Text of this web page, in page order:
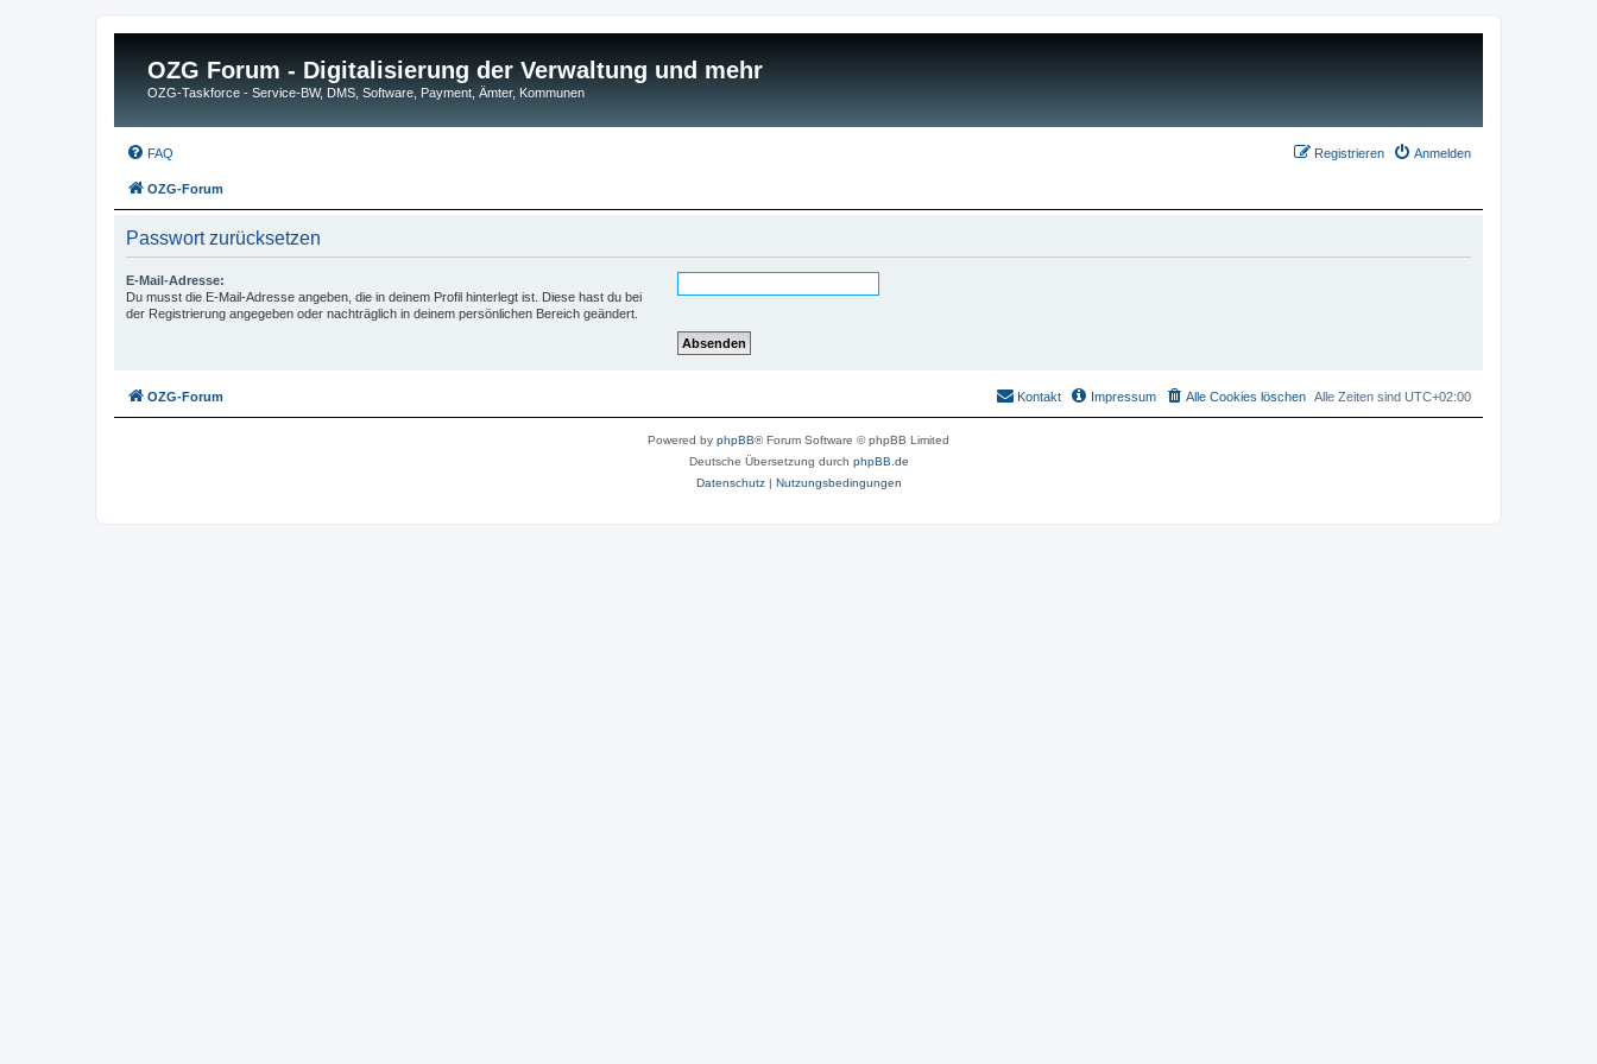
OZG Forum - Digitalisierung der Verwaltung und mehr
OZG-Taskforce - Service-BW, DMS, Software, Payment, Ämter, Kommunen
FAQ Anmelden
Registrieren
OZG-Forum
Passwort zurücksetzen
E-Mail-Adresse:
Du musst die E-Mail-Adresse angeben, die in deinem Profil hinterlegt ist. Diese hast du bei
der Registrierung angegeben oder nachträglich in deinem persönlichen Bereich geändert.
OZG-Forum Alle Zeiten sind UTC+02:00
Alle Cookies löschen
Impressum
Kontakt
Powered by phpBB® Forum Software © phpBB Limited
Deutsche Übersetzung durch phpBB.de
Datenschutz| Nutzungsbedingungen